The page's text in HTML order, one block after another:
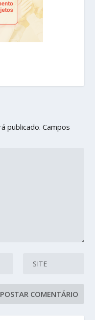
publicado. Campos